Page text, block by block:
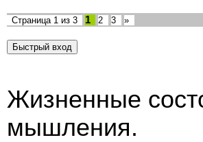
Страница 1 из 3 1 2 3 »
Жизненные
мышления.